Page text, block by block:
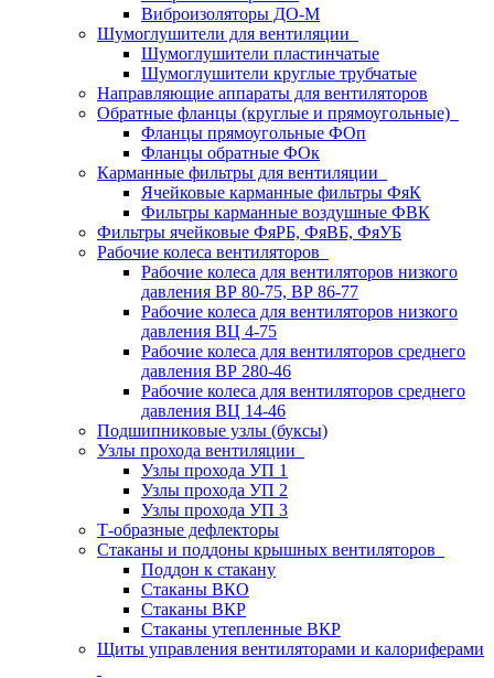
Виброизоляторы ДО-М
Шумоглушители для вентиляции
Шумоглушители пластинчатые
Шумоглушители круглые трубчатые
Направляющие аппараты для вентиляторов
Обратные фланцы (круглые и прямоугольные)
Фланцы прямоугольные ФОп
Фланцы обратные ФОк
Карманные фильтры для вентиляции
Ячейковые карманные фильтры ФяК
Фильтры карманные воздушные ФВК
Фильтры ячейковые ФяРБ, ФяВБ, ФяУБ
Рабочие колеса вентиляторов
Рабочие колеса для вентиляторов низкого
давления ВР 80-75, ВР 86-77
Рабочие колеса для вентиляторов низкого
давления ВЦ 4-75
Рабочие колеса для вентиляторов среднего
давления ВР 280-46
Рабочие колеса для вентиляторов среднего
давления ВЦ 14-46
Подшипниковые узлы (буксы)
Узлы прохода вентиляции
Узлы прохода УП 1
Узлы прохода УП 2
Узлы прохода УП 3
Т-образные дефлекторы
Стаканы и поддоны крышных вентиляторов
Поддон к стакану
Стаканы ВКО
Стаканы ВКР
Стаканы утепленные ВКР
Щиты управления вентиляторами и калориферами